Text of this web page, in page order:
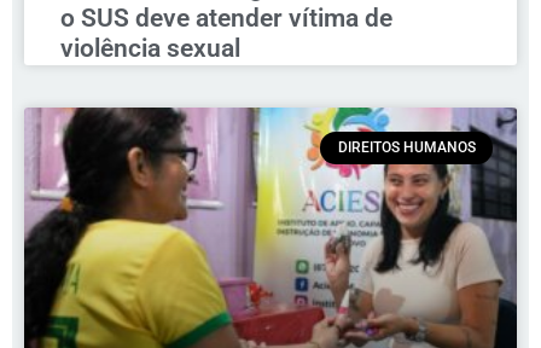
o SUS deve atender vítima de
violência sexual
DIREITOS HUMANOS